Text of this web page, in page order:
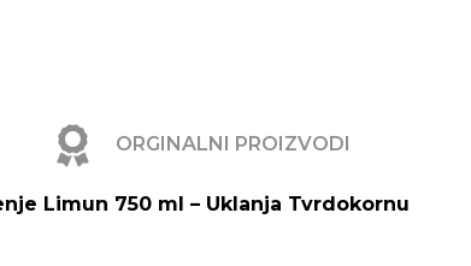
ORGINALNI PROIZVODI
Limun 750 ml – Uklanja Tvrdokornu